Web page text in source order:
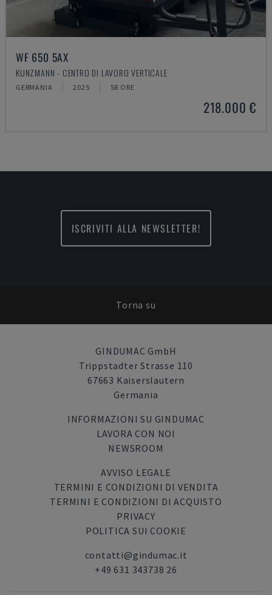
WF 650 5AX
KUNZMANN - CENTRO DI LAVORO VERTICALE
GERMANIA 2025 58 ORE
218.000 €
ISCRIVITI ALLA NEWSLETTER!
Torna su
GINDUMAC GmbH
Trippstadter Strasse 110
67663 Kaiserslautern
Germania
INFORMAZIONI SU GINDUMAC
LAVORA CON NOI
NEWSROOM
AVVISO LEGALE
TERMINI E CONDIZIONI DI VENDITA
TERMINI E CONDIZIONI DI ACQUISTO
PRIVACY
POLITICA SUI COOKIE
contatti@gindumac.it
+49 631 343738 26